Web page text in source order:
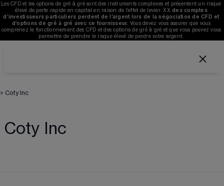
Les CFD et les options de gré à gré sont des instruments complexes et présentent un risque
élevé de perte rapide en capital en raison de l’effet de levier. XX des comptes
d’investisseurs particuliers perdent de l’argent lors de la négociation de CFD et
d’options de gré à gré avec ce fournisseur. Vous devez vous assurer que vous
comprenez le fonctionnement des CFD et des options de gré à gré et que vous pouvez vous
permettre de prendre le risque élevé de perdre votre argent.
> Coty Inc
Coty Inc